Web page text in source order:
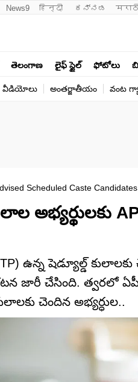
News9 हिन्दी ಕನ್ನಡ
తెలంగాణ లైఫ్ స్టైల్ ఫోటోలు
వీడియోలు అంతర్జాతీయం వంట
Scheduled Caste
ఉన్న షెడ్యూల్డ్‌
జారీ చేసింది. త్వరలో
చెందిన అభ్యర్ధుల..